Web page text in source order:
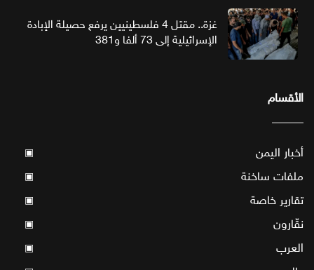
غزة.. مقتل 4 فلسطينيين يرفع حصيلة الإبادة
الإسرائيلية إلى 73 ألفا و381
الأقسام
أخبار اليمن ▣
ملفات ساخنة ▣
تقارير خاصة ▣
نقّارون ▣
العرب ▣